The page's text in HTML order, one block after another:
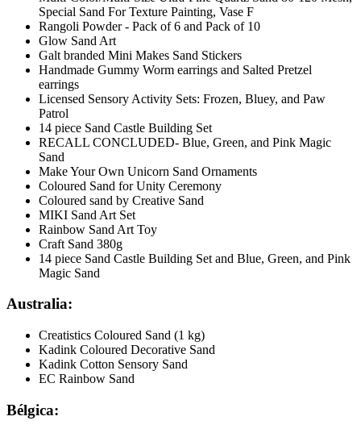
Special Sand For Texture Painting, Vase F
Rangoli Powder - Pack of 6 and Pack of 10
Glow Sand Art
Galt branded Mini Makes Sand Stickers
Handmade Gummy Worm earrings and Salted Pretzel
earrings
Licensed Sensory Activity Sets: Frozen, Bluey, and Paw
Patrol
14 piece Sand Castle Building Set
RECALL CONCLUDED- Blue, Green, and Pink Magic
Sand
Make Your Own Unicorn Sand Ornaments
Coloured Sand for Unity Ceremony
Coloured sand by Creative Sand
MIKI Sand Art Set
Rainbow Sand Art Toy
Craft Sand 380g
14 piece Sand Castle Building Set and Blue, Green, and Pink
Magic Sand
Australia:
Creatistics Coloured Sand (1 kg)
Kadink Coloured Decorative Sand
Kadink Cotton Sensory Sand
EC Rainbow Sand
Bélgica: